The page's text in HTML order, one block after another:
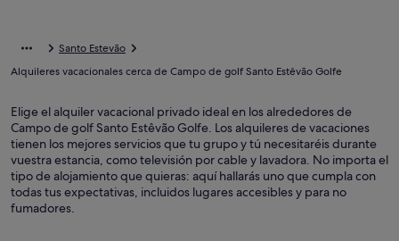
Santo Estevão
Alquileres vacacionales cerca de Campo de golf Santo Estêvão Golfe
Elige el alquiler vacacional privado ideal en los alrededores de
Campo de golf Santo Estêvão Golfe. Los alquileres de vacaciones
tienen los mejores servicios que tu grupo y tú necesitaréis durante
vuestra estancia, como televisión por cable y lavadora. No importa el
tipo de alojamiento que quieras: aquí hallarás uno que cumpla con
todas tus expectativas, incluidos lugares accesibles y para no
fumadores.